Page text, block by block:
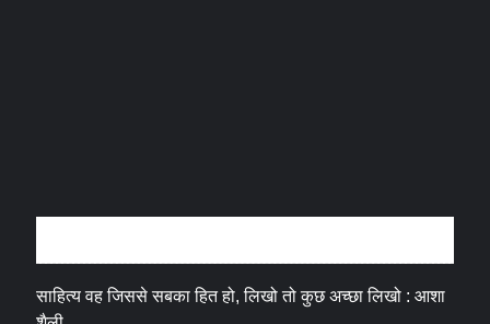
साहित्य वह जिससे सबका हित हो, लिखो तो कुछ अच्छा लिखो : आशा